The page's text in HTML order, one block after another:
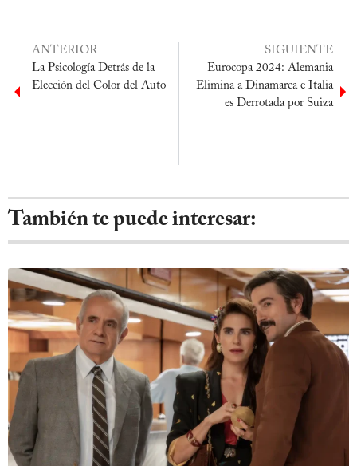
ANTERIOR
La Psicología Detrás de la
Elección del Color del Auto
SIGUIENTE
Eurocopa 2024: Alemania
Elimina a Dinamarca e Italia
es Derrotada por Suiza
También te puede interesar: